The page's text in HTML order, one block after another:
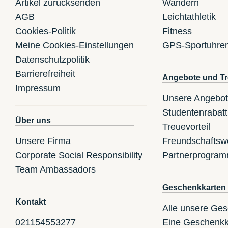
Artikel zurücksenden
AGB
Cookies-Politik
Meine Cookies-Einstellungen
Datenschutzpolitik
Barrierefreiheit
Impressum
Über uns
Unsere Firma
Corporate Social Responsibility
Team Ambassadors
Kontakt
021154553277
Wandern
Leichtathletik
Fitness
GPS-
Angebote und
Unsere
Studentenrabatt
Treuevorteil
Geschenkkarten
Alle unsere
Eine